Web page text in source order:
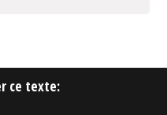
ce texte: